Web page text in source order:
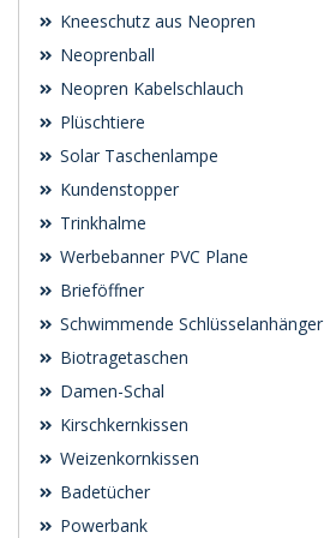
Kneeschutz aus Neopren
Neoprenball
Neopren Kabelschlauch
Plüschtiere
Solar Taschenlampe
Kundenstopper
Trinkhalme
Werbebanner PVC Plane
Brieföffner
Schwimmende Schlüsselanhänger
Biotragetaschen
Damen-Schal
Kirschkernkissen
Weizenkornkissen
Badetücher
Powerbank